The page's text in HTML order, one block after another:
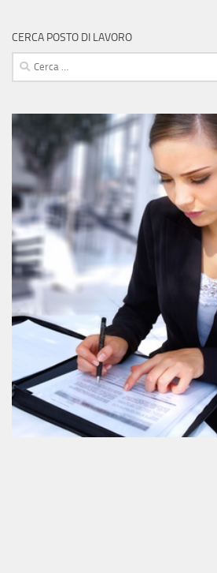
CERCA POSTO DI LAVORO
Ricerca
per: